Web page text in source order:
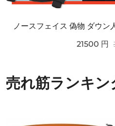
21500 円
売れ筋ランキン